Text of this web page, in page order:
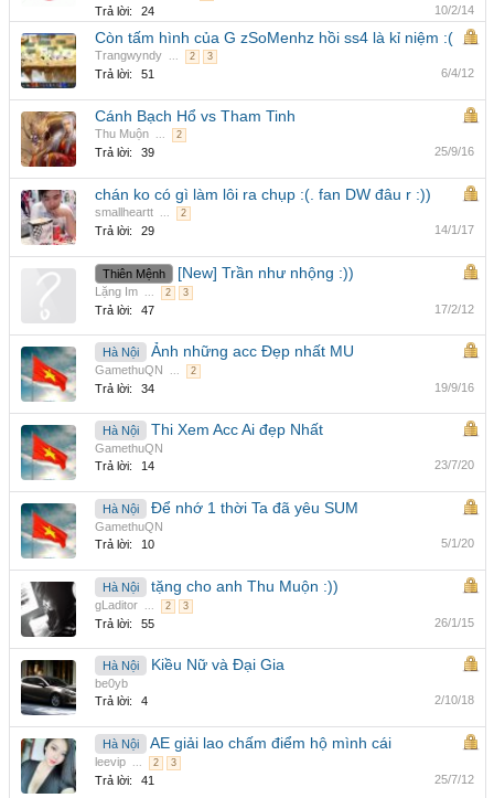
Trả lời: 24 10/2/14
Còn tấm hình của G zSoMenhz hồi ss4 là kỉ niệm :(
Trangwyndy ... 2 3
Trả lời: 51 6/4/12
Cánh Bạch Hổ vs Tham Tinh
Thu Muộn ... 2
Trả lời: 39 25/9/16
chán ko có gì làm lôi ra chụp :(. fan DW đâu r :))
smallheartt ... 2
Trả lời: 29 14/1/17
Thiên Mệnh [New] Trần như nhộng :))
Lặng Im ... 2 3
Trả lời: 47 17/2/12
Hà Nội Ảnh những acc Đẹp nhất MU
GamethuQN ... 2
Trả lời: 34 19/9/16
Hà Nội Thi Xem Acc Ai đẹp Nhất
GamethuQN
Trả lời:
14 23/7/20
Hà Nội Để nhớ 1 thời Ta đã yêu SUM
GamethuQN
Trả lời:
10 5/1/20
Hà Nội tặng cho anh Thu Muộn :))
gLaditor ... 2 3
Trả lời: 55 26/1/15
Hà Nội Kiều Nữ và Đại Gia
be0yb
Trả lời:
4 2/10/18
Hà Nội AE giải lao chấm điểm hộ mình cái
leevip ... 2 3
Trả lời: 41 25/7/12